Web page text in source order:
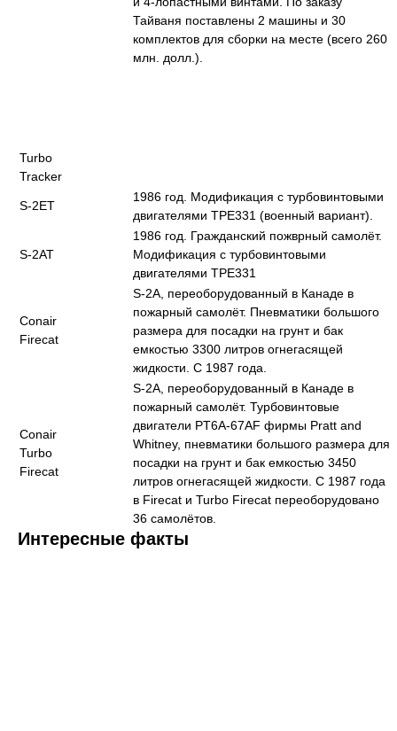
Turbo
Tracker
Тайваня поставлены 2 машины и 30
комплектов для сборки на месте (всего 260
млн. долл.).
S-2ET
1986 год. Модификация с турбовинтовыми
двигателями TPE331 (военный вариант).
S-2AT
1986 год. Гражданский пожврный самолёт.
Модификация с турбовинтовыми
двигателями TPE331
Conair
Firecat
S-2A, переоборудованный в Канаде в
пожарный самолёт. Пневматики большого
размера для посадки на грунт и бак
емкостью 3300 литров огнегасящей
жидкости. С 1987 года.
Conair
Turbo
Firecat
S-2A, переоборудованный в Канаде в
пожарный самолёт. Турбовинтовые
двигатели PT6A-67AF фирмы Pratt and
Whitney, пневматики большого размера для
посадки на грунт и бак емкостью 3450
литров огнегасящей жидкости. С 1987 года
в Firecat и Turbo Firecat переоборудовано
36 самолётов.
Интересные факты